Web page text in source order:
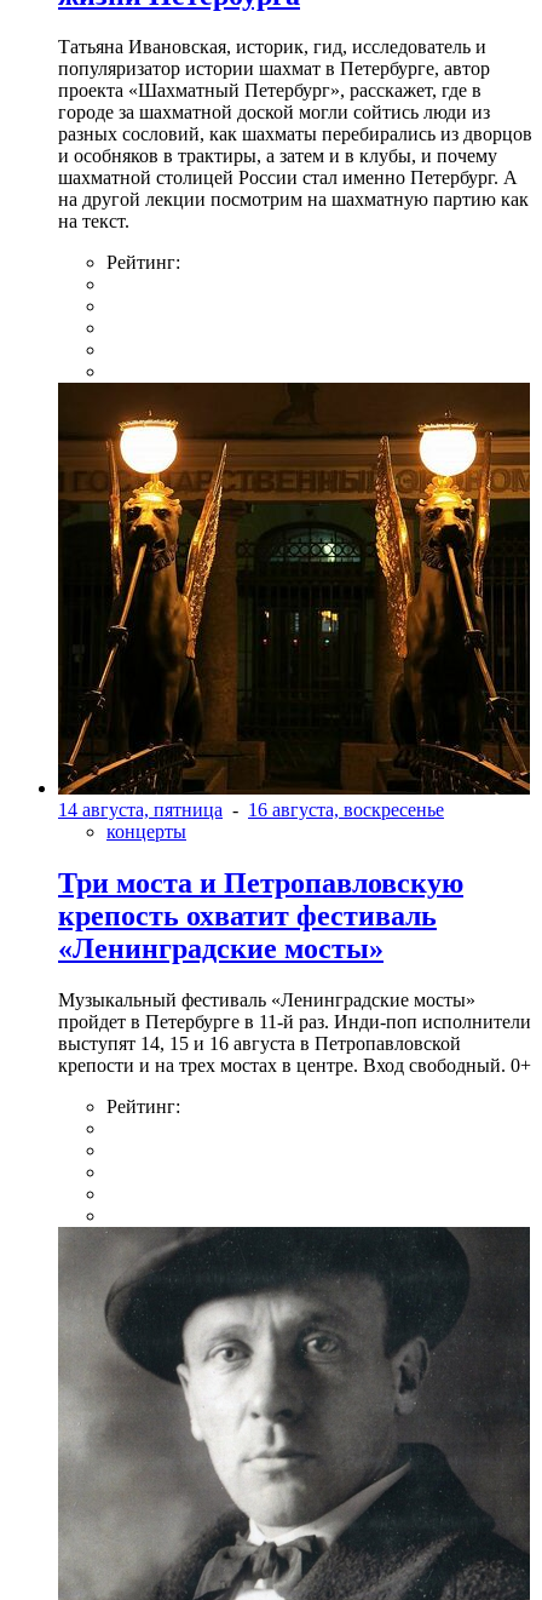
Татьяна Ивановская, историк, гид, исследователь и
популяризатор истории шахмат в Петербурге, автор
проекта «Шахматный Петербург», расскажет, где в
городе за шахматной доской могли сойтись люди из
разных сословий, как шахматы перебирались из дворцов
и особняков в трактиры, а затем и в клубы, и почему
шахматной столицей России стал именно Петербург. А
на другой лекции посмотрим на шахматную партию как
на текст.
Рейтинг:
14 августа, пятница - 16 августа, воскресенье
концерты
Три моста и Петропавловскую
крепость охватит фестиваль
«Ленинградские мосты»
Музыкальный фестиваль «Ленинградские мосты»
пройдет в Петербурге в 11-й раз. Инди-поп исполнители
выступят 14, 15 и 16 августа в Петропавловской
крепости и на трех мостах в центре. Вход свободный. 0+
Рейтинг: